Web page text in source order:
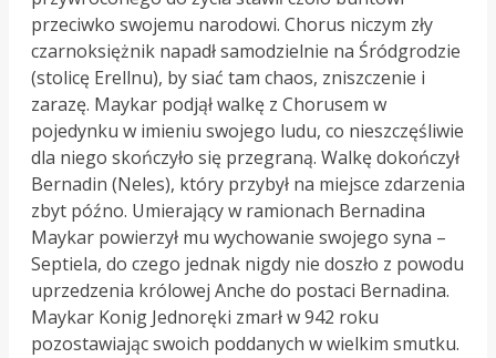
przeciwko swojemu narodowi. Chorus niczym zły
czarnoksiężnik napadł samodzielnie na Śródgrodzie
(stolicę Erellnu), by siać tam chaos, zniszczenie i
zarazę. Maykar podjął walkę z Chorusem w
pojedynku w imieniu swojego ludu, co nieszczęśliwie
dla niego skończyło się przegraną. Walkę dokończył
Bernadin (Neles), który przybył na miejsce zdarzenia
zbyt późno. Umierający w ramionach Bernadina
Maykar powierzył mu wychowanie swojego syna –
Septiela, do czego jednak nigdy nie doszło z powodu
uprzedzenia królowej Anche do postaci Bernadina.
Maykar Konig Jednoręki zmarł w 942 roku
pozostawiając swoich poddanych w wielkim smutku.